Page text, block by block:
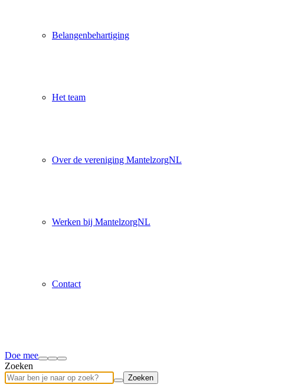
Belangenbehartiging
Het team
Over de vereniging MantelzorgNL
Werken bij MantelzorgNL
Contact
Doe mee
Zoeken
Zoeken